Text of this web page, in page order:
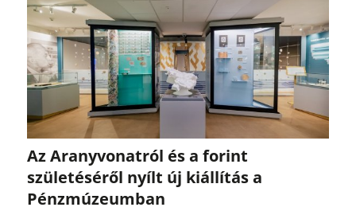
Az Aranyvonatról és a forint
születéséről nyílt új kiállítás a
Pénzmúzeumban